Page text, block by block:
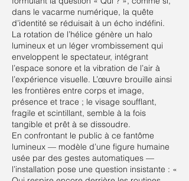
dans le vacarme numérique, la quête
d’identité se réduisait à un écho indéfini.
La rotation de l’hélice génère un halo
lumineux et un léger vrombissement qui
enveloppent le spectateur, intégrant
l’espace sonore et la vibration de l’air à
l’expérience visuelle. L’œuvre brouille ainsi
les frontières entre corps et image,
présence et trace ; le visage soufflant,
fragile et scintillant, semble à la fois
tangible et prêt à se dissoudre.
En confrontant le public à ce fantôme
lumineux — modèle d’une figure humaine
usée par des gestes automatiques —
l’installation pose une question insistante : «